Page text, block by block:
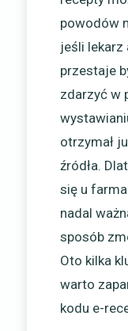
powodów
jeśli lekarz
przestaje
zdarzyć w
otrzymał
źródła.
się u
nadal
sposób
Oto kilka
warto
kodu e-